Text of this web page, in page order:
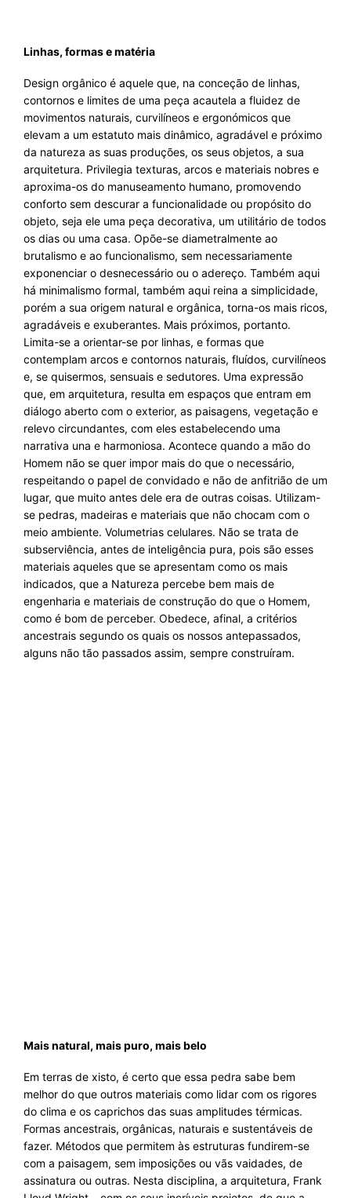
Linhas, formas e matéria
Design orgânico é aquele que, na conceção de linhas,
contornos e limites de uma peça acautela a fluidez de
movimentos naturais, curvilíneos e ergonómicos que
elevam a um estatuto mais dinâmico, agradável e próximo
da natureza as suas produções, os seus objetos, a sua
arquitetura. Privilegia texturas, arcos e materiais nobres e
aproxima-os do manuseamento humano, promovendo
conforto sem descurar a funcionalidade ou propósito do
objeto, seja ele uma peça decorativa, um utilitário de todos
os dias ou uma casa. Opõe-se diametralmente ao
brutalismo e ao funcionalismo, sem necessariamente
exponenciar o desnecessário ou o adereço. Também aqui
há minimalismo formal, também aqui reina a simplicidade,
porém a sua origem natural e orgânica, torna-os mais ricos,
agradáveis e exuberantes. Mais próximos, portanto.
Limita-se a orientar-se por linhas, e formas que
contemplam arcos e contornos naturais, fluídos, curvilíneos
e, se quisermos, sensuais e sedutores. Uma expressão
que, em arquitetura, resulta em espaços que entram em
diálogo aberto com o exterior, as paisagens, vegetação e
relevo circundantes, com eles estabelecendo uma
narrativa una e harmoniosa. Acontece quando a mão do
Homem não se quer impor mais do que o necessário,
respeitando o papel de convidado e não de anfitrião de um
lugar, que muito antes dele era de outras coisas. Utilizam-
se pedras, madeiras e materiais que não chocam com o
meio ambiente. Volumetrias celulares. Não se trata de
subserviência, antes de inteligência pura, pois são esses
materiais aqueles que se apresentam como os mais
indicados, que a Natureza percebe bem mais de
engenharia e materiais de construção do que o Homem,
como é bom de perceber. Obedece, afinal, a critérios
ancestrais segundo os quais os nossos antepassados,
alguns não tão passados assim, sempre construíram.
Mais natural, mais puro, mais belo
Em terras de xisto, é certo que essa pedra sabe bem
melhor do que outros materiais como lidar com os rigores
do clima e os caprichos das suas amplitudes térmicas.
Formas ancestrais, orgânicas, naturais e sustentáveis de
fazer. Métodos que permitem às estruturas fundirem-se
com a paisagem, sem imposições ou vãs vaidades, de
assinatura ou outras. Nesta disciplina, a arquitetura, Frank